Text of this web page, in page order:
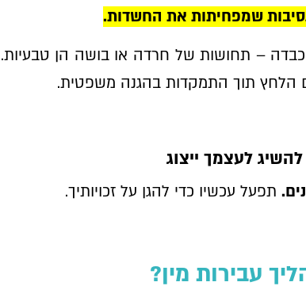
שמפחיתות את החשדות.
– תחושות של חרדה או בושה הן טבעיות.
הלחץ תוך התמקדות בהגנה משפטית.
לעצמך ייצוג
תפעל עכשיו כדי להגן על זכויותיך.
עבירות מין?